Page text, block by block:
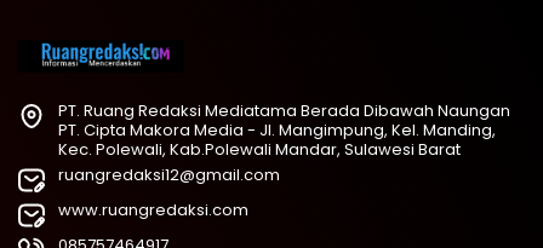
PT. Ruang Redaksi Mediatama Berada Dibawah Naungan
PT. Cipta Makora Media - Jl. Mangimpung, Kel. Manding,
Kec. Polewali, Kab.Polewali Mandar, Sulawesi Barat
ruangredaksi12@gmail.com
www.ruangredaksi.com